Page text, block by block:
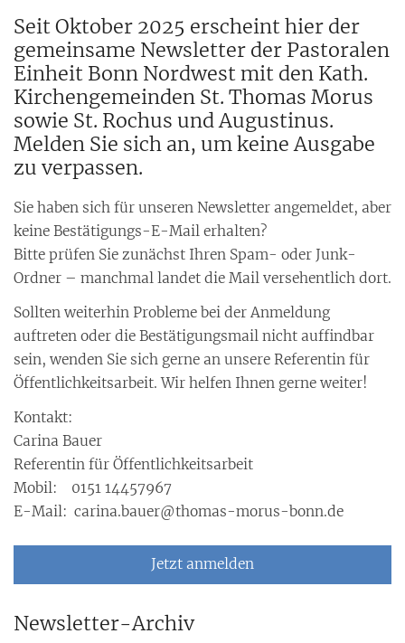
Seit Oktober 2025 erscheint hier der
gemeinsame Newsletter der Pastoralen
Einheit Bonn Nordwest mit den Kath.
Kirchengemeinden St. Thomas Morus
sowie St. Rochus und Augustinus.
Melden Sie sich an, um keine Ausgabe
zu verpassen.
Sie haben sich für unseren Newsletter angemeldet, aber
keine Bestätigungs-E-Mail erhalten?
Bitte prüfen Sie zunächst Ihren Spam- oder Junk-
Ordner – manchmal landet die Mail versehentlich dort.
Sollten weiterhin Probleme bei der Anmeldung
auftreten oder die Bestätigungsmail nicht auffindbar
sein, wenden Sie sich gerne an unsere Referentin für
Öffentlichkeitsarbeit. Wir helfen Ihnen gerne weiter!
Kontakt:
Carina Bauer
Referentin für Öffentlichkeitsarbeit
Mobil: 0151 14457967
E-Mail: carina.bauer@thomas-morus-bonn.de
Jetzt anmelden
Newsletter-Archiv